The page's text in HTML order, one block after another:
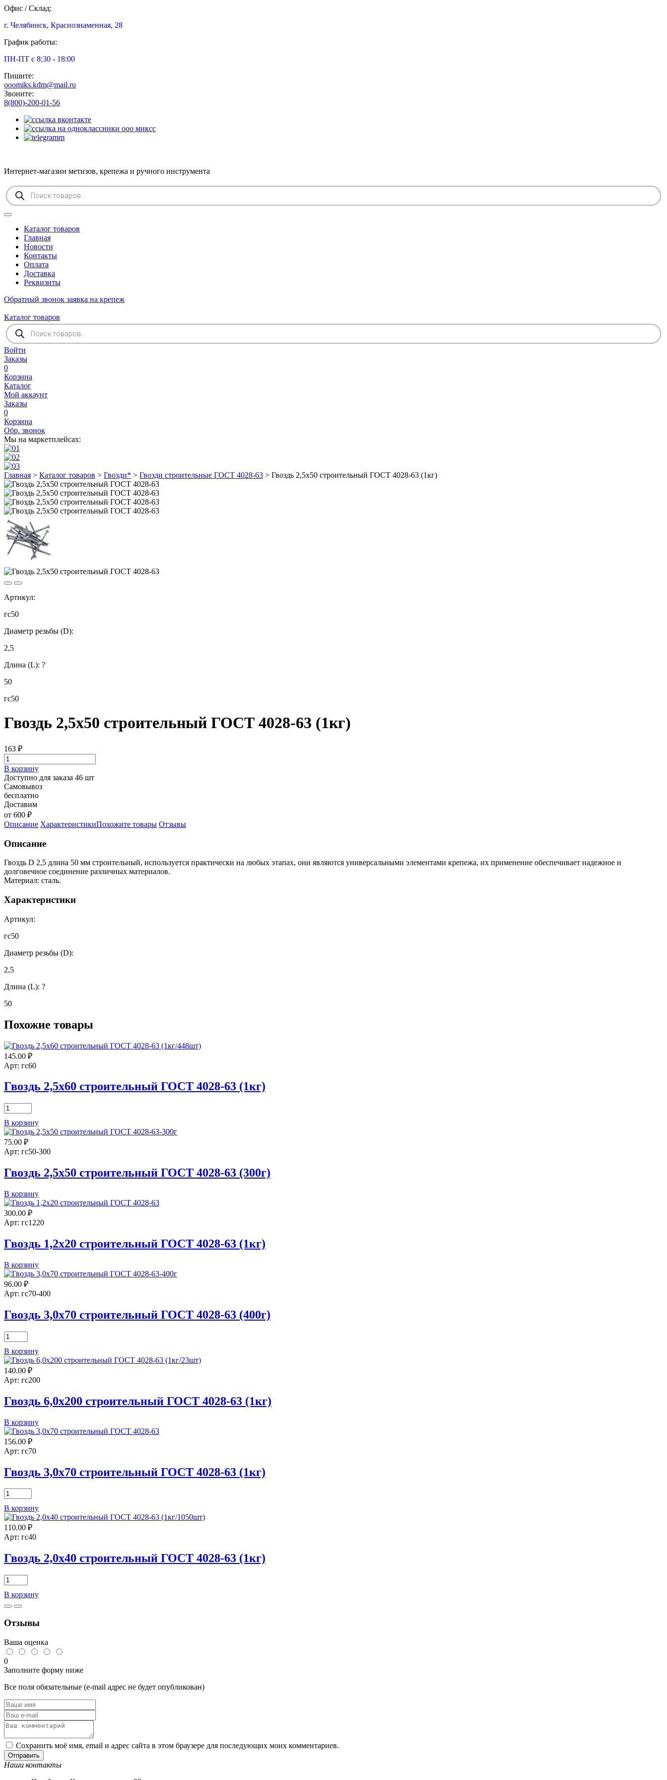
Офис / Склад:
г. Челябинск, Краснознаменная, 28
График работы:
ПН-ПТ с 8:30 - 18:00
Пишите:
ooomiks.kdm@mail.ru
Звоните:
8(800)-200-01-56
Интернет-магазин метизов, крепежа и ручного инструмента
Поиск
товаров
Каталог товаров
Главная
Новости
Контакты
Оплата
Доставка
Реквизиты
Обратный звонок заявка на крепеж
Каталог товаров
Поиск
товаров
Войти
Заказы
0
Корзина
Каталог
Мой аккаунт
Заказы
0
Корзина
Обр. звонок
Мы на маркетплейсах:
Главная > Каталог товаров > Гвозди* > Гвозди строительные ГОСТ 4028-63 > Гвоздь 2,5х50 строительный ГОСТ 4028-63 (1кг)
Артикул:
гс50
Диаметр резьбы (D):
2,5
Длина (L): ?
50
гс50
Гвоздь 2,5х50 строительный ГОСТ 4028-63 (1кг)
163 ₽
В корзину
Доступно для заказа 46 шт
Самовывоз
бесплатно
Доставим
от 600 ₽
Описание ХарактеристикиПохожите товары Отзывы
Описание
Гвоздь D 2,5 длина 50 мм строительный, используется практически на любых этапах, они являются универсальными элементами крепежа, их применение обеспечивает надежное и
долговечное соединение различных материалов.
Материал: сталь.
Характеристики
Артикул:
гс50
Диаметр резьбы (D):
2,5
Длина (L): ?
50
Похожие товары
145.00 ₽
Арт: гс60
Гвоздь 2,5х60 строительный ГОСТ 4028-63 (1кг)
Количество
товара
Гвоздь
2,5х60
строительный
ГОСТ
63
(1кг)
В корзину
75.00 ₽
Арт: гс50-300
Гвоздь 2,5х50 строительный ГОСТ 4028-63 (300г)
Количество
товара
Гвоздь
2,5х50
строительный
ГОСТ
4028-
(300г)
В корзину
300.00 ₽
Арт: гс1220
Гвоздь 1,2х20 строительный ГОСТ 4028-63 (1кг)
Количество
товара
Гвоздь
1,2х20
строительный
ГОСТ
4028-
(1кг)
В корзину
96.00 ₽
Арт: гс70-400
Гвоздь 3,0х70 строительный ГОСТ 4028-63 (400г)
Количество
товара
Гвоздь
3,0х70
строительный
ГОСТ
63
(400г)
В корзину
140.00 ₽
Арт: гс200
Гвоздь 6,0х200 строительный ГОСТ 4028-63 (1кг)
Количество
товара
Гвоздь
6,0х200
строительный
ГОСТ
4028-
(1кг)
В корзину
156.00 ₽
Арт: гс70
Гвоздь 3,0х70 строительный ГОСТ 4028-63 (1кг)
Количество
товара
Гвоздь
3,0х70
строительный
ГОСТ
63
(1кг)
В корзину
110.00 ₽
Арт: гс40
Гвоздь 2,0х40 строительный ГОСТ 4028-63 (1кг)
Количество
товара
Гвоздь
2,0х40
ГОСТ
63
(1кг)
В корзину
Отзывы
Ваша оценка
0
Заполните форму ниже
Все поля обязательные (e-mail адрес не будет опубликован)
Сохранить моё имя, email и адрес сайта в этом браузере для последующих моих комментариев.
Отправить
Наши контакты